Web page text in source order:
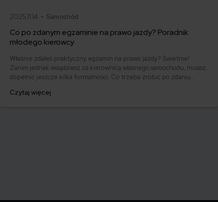
2025.11.14 • Samochód
Co po zdanym egzaminie na prawo jazdy? Poradnik
młodego kierowcy
Właśnie zdałeś praktyczny egzamin na prawo jazdy? Świetnie!
Zanim jednak wsiądziesz za kierownicą własnego samochodu, musisz
dopełnić jeszcze kilka formalności. Co trzeba zrobić po zdaniu
którym szybko załatwisz sprawy urzędowe i będziesz mógł prowadzić
Czytaj więcej